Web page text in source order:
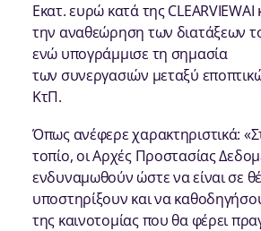
Εκατ. ευρώ κατά της CLEARVIEWAI
την αναθεώρηση των διατάξεων
ενώ υπογράμμισε τη σημασία
των συνεργασιών μεταξύ
ΚτΠ.
Όπως ανέφερε χαρακτηριστικά:
τοπίο, οι Αρχές Προστασίας
ενδυναμωθούν ώστε να είναι σε
υποστηρίξουν και να
της καινοτομίας που θα φέρει